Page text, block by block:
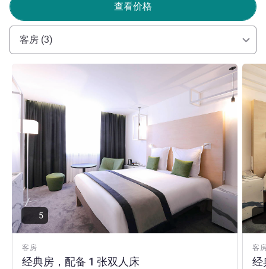
查看价格
客房 (3)
客房
经典房，配备 1 张双人床
5
客
经
请参